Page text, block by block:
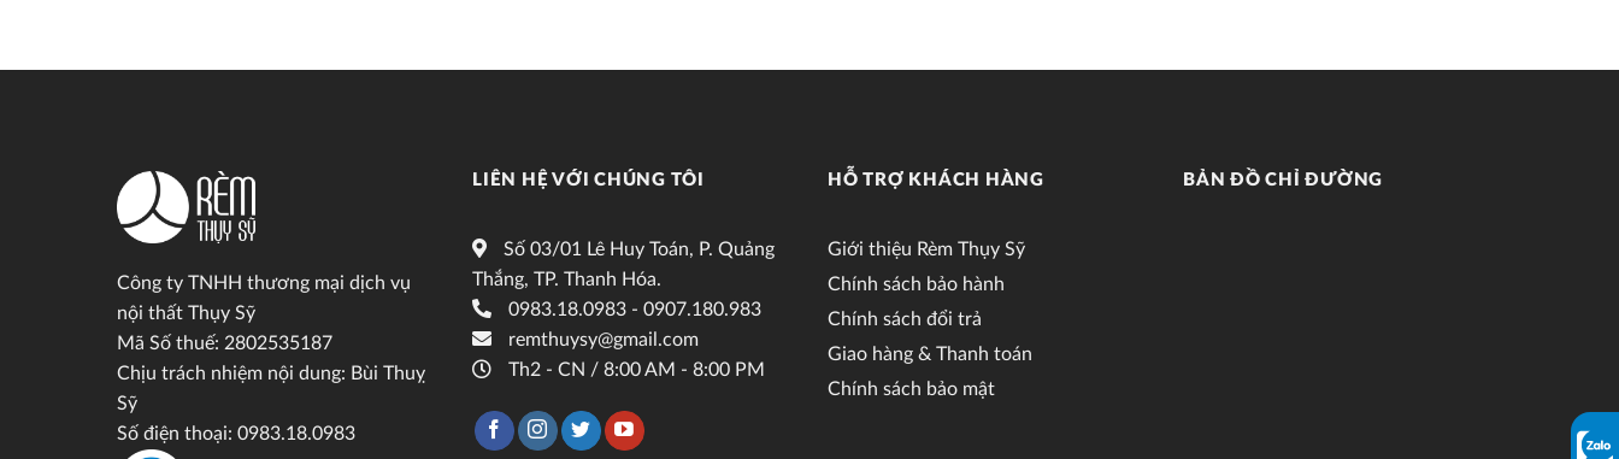
Công ty TNHH thương mại dịch vụ
nội thất Thụy Sỹ
Mã Số thuế: 2802535187
Chịu trách nhiệm nội dung: Bùi Thuỵ
Sỹ
Số điện thoại: 0983.18.0983
LIÊN HỆ VỚI CHÚNG TÔI
Số 03/01 Lê Huy Toán, P. Quảng
Thắng, TP. Thanh Hóa.
0983.18.0983 - 0907.180.983
remthuysy@gmail.com
Th2 - CN / 8:00 AM - 8:00 PM
HỖ TRỢ KHÁCH HÀNG
Giới thiệu Rèm Thụy Sỹ
Chính sách bảo hành
Chính sách đổi trả
Giao hàng & Thanh toán
Chính sách bảo mật
BẢN ĐỒ CHỈ ĐƯỜNG